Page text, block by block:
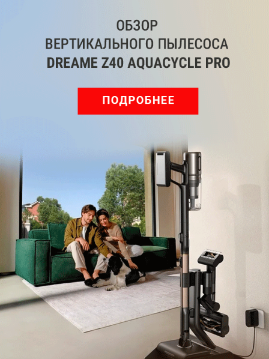
Обзор вертикального пылесоса Dreame Z40 AquaCycle
Pro: гибкий подход к уборке
Подпишись на наш канал в мессенджере МАХ